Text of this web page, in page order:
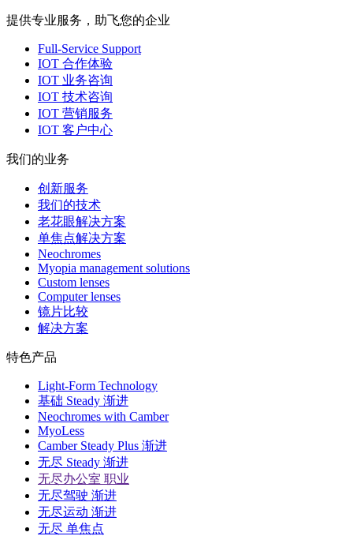
提供专业服务，助飞您的企业
Full-Service Support
IOT 合作体验
IOT 业务咨询
IOT 技术咨询
IOT 营销服务
IOT 客户中心
我们的业务
创新服务
我们的技术
老花眼解决方案
单焦点解决方案
Neochromes
Myopia management solutions
Custom lenses
Computer lenses
镜片比较
解决方案
特色产品
Light-Form Technology
基础 Steady 渐进
Neochromes with Camber
MyoLess
Camber Steady Plus 渐进
无尽 Steady 渐进
无尽办公室 职业
无尽驾驶 渐进
无尽运动 渐进
无尽 单焦点